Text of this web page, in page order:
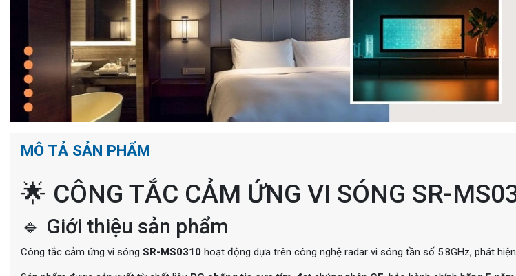
MÔ TẢ SẢN PHẨM
🌟 CÔNG TẮC CẢM ỨNG VI SÓNG SR-
🔹 Giới thiệu sản phẩm
Công tắc cảm ứng vi sóng SR-MS0310 hoạt động dựa trên công nghệ radar vi sóng tần số 5.8GHz, phát